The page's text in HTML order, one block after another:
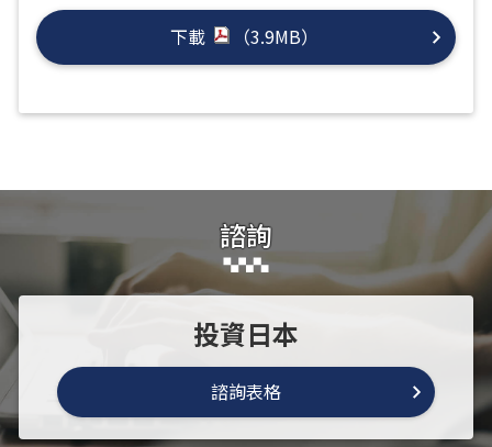
下載 （3.9MB）
諮詢
投資日本
諮詢表格